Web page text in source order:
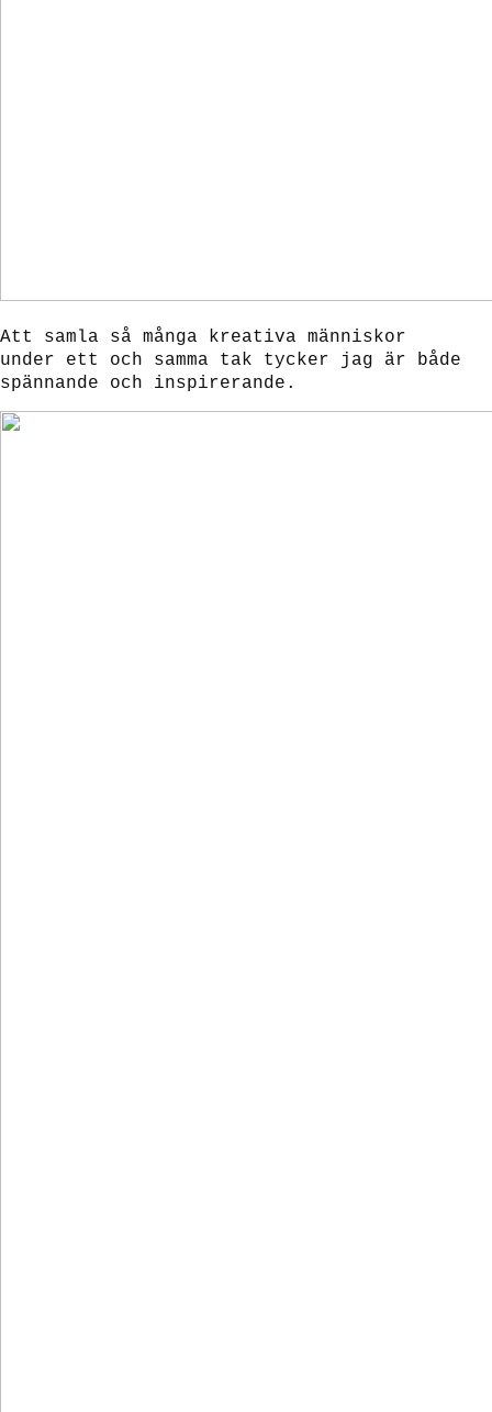
Att samla så många kreativa människor
under ett och samma tak tycker jag är både
spännande och inspirerande.